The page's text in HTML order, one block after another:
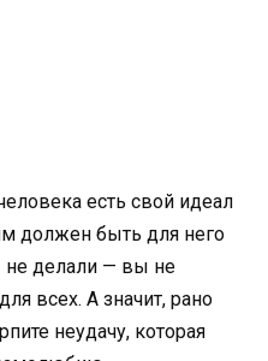
есть свой идеал
должен быть для него
не делали — вы не
всех. А значит, рано
неудачу, которая